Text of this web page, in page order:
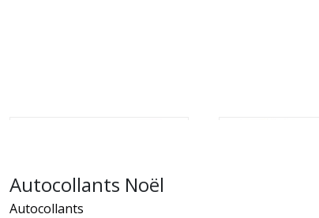
Autocollants Noël
Autocollants